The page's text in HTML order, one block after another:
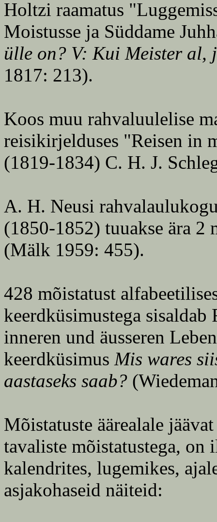
Holtzi raamatus
Moistusse ja Süddame
ülle on? V: Kui Meister al,
1817: 213).
Koos muu rahvaluulelise
reisikirjelduses "Reisen in
(1819-1834) C. H. J.
A. H. Neusi
(1850-1852) tuuakse ära 2
(Mälk 1959: 455).
428 mõistatust
keerdküsimustega
inneren und äusseren
keerdküsimus Mis wares
aastaseks saab?
Mõistatuste äärealale
tavaliste mõistatustega, on
kalendrites, lugemikes,
asjakohaseid näiteid: